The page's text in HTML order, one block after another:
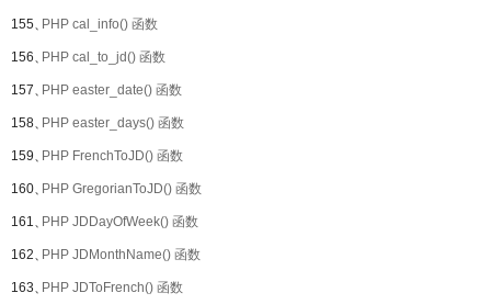
155、PHP cal_info() 函数
156、PHP cal_to_jd() 函数
157、PHP easter_date() 函数
158、PHP easter_days() 函数
159、PHP FrenchToJD() 函数
160、PHP GregorianToJD() 函数
161、PHP JDDayOfWeek() 函数
162、PHP JDMonthName() 函数
163、PHP JDToFrench() 函数